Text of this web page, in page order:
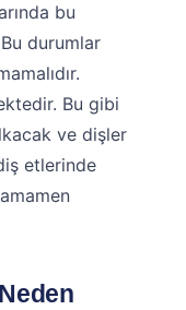
bu
durumlar
Bu gibi
ve dişler
etlerinde